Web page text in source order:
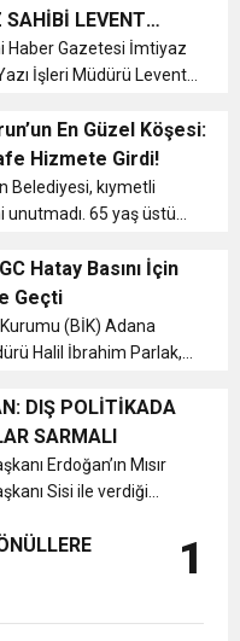
Recep
ile bir araya gelerek
LEVENT
İSDEMİR GENEL
AYHAN AKIN’A
Haber Gazetesi İmtiyaz
İşleri Müdürü Levent
nezaket ziyaretinde
bir ortamda
görüşmede ekonomi,
En Güzel Köşesi:
Hizmete Girdi!
Belediyesi, kıymetli
unutmadı. 65 yaş üstü
faydalanabileceği,
bir ortamda keyifli
Huzur K...
Hatay Basını İçin
Geçti
Kurumu (BİK) Adana
Halil İbrahim Parlak,
ve HGC
İlyas Bayraktar’ı
Samimi bir atmosferde
DIŞ POLİTİKADA
SARMALI
Erdoğan’ın Mısır
Sisi ile verdiği
1